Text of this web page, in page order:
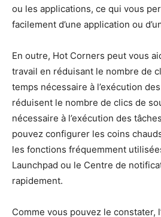
ou les applications, ce qui vous
facilement d’une application ou
En outre, Hot Corners peut vous
travail en réduisant le nombre de
temps nécessaire à l’exécution
réduisent le nombre de clics de
nécessaire à l’exécution des
pouvez configurer les coins
les fonctions fréquemment
Launchpad ou le Centre de
rapidement.
Comme vous pouvez le constater,